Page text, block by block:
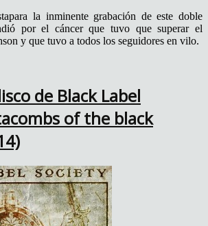
la inminente grabación de este doble
por el cáncer que tuvo que superar el
y que tuvo a todos los seguidores en vilo.
de Black Label
of the black